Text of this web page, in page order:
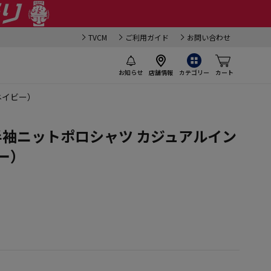
TVCM ご利用ガイド お問い合わせ
お知らせ 店舗情報 カテゴリー カート
ビー）
ニットポロシャツ カジュアルイン